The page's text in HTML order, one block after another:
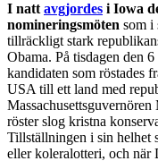
I natt avgjordes i Iowa
nomineringsmöten som i
tillräckligt stark
Obama. På tisdagen den
kandidaten som röstades
USA till ett land med
röster slog kristna
Tillställningen i sin helhet
eller koleralotteri, och